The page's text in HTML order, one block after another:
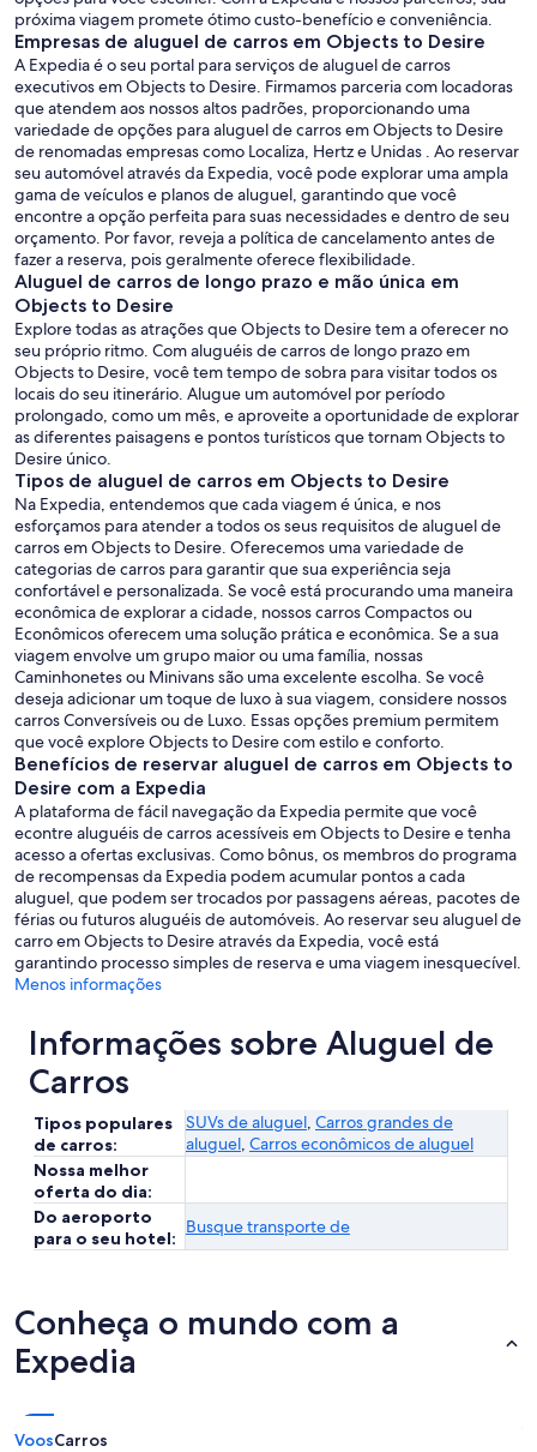
próxima viagem promete ótimo custo-benefício e conveniência.
Empresas de aluguel de carros em Objects to Desire
A Expedia é o seu portal para serviços de aluguel de carros
executivos em Objects to Desire. Firmamos parceria com locadoras
que atendem aos nossos altos padrões, proporcionando uma
variedade de opções para aluguel de carros em Objects to Desire
de renomadas empresas como Localiza, Hertz e Unidas . Ao reservar
seu automóvel através da Expedia, você pode explorar uma ampla
gama de veículos e planos de aluguel, garantindo que você
encontre a opção perfeita para suas necessidades e dentro de seu
orçamento. Por favor, reveja a política de cancelamento antes de
fazer a reserva, pois geralmente oferece flexibilidade.
Aluguel de carros de longo prazo e mão única em
Objects to Desire
Explore todas as atrações que Objects to Desire tem a oferecer no
seu próprio ritmo. Com aluguéis de carros de longo prazo em
Objects to Desire, você tem tempo de sobra para visitar todos os
locais do seu itinerário. Alugue um automóvel por período
prolongado, como um mês, e aproveite a oportunidade de explorar
as diferentes paisagens e pontos turísticos que tornam Objects to
Desire único.
Tipos de aluguel de carros em Objects to Desire
Na Expedia, entendemos que cada viagem é única, e nos
esforçamos para atender a todos os seus requisitos de aluguel de
carros em Objects to Desire. Oferecemos uma variedade de
categorias de carros para garantir que sua experiência seja
confortável e personalizada. Se você está procurando uma maneira
econômica de explorar a cidade, nossos carros Compactos ou
Econômicos oferecem uma solução prática e econômica. Se a sua
viagem envolve um grupo maior ou uma família, nossas
Caminhonetes ou Minivans são uma excelente escolha. Se você
deseja adicionar um toque de luxo à sua viagem, considere nossos
carros Conversíveis ou de Luxo. Essas opções premium permitem
que você explore Objects to Desire com estilo e conforto.
Benefícios de reservar aluguel de carros em Objects to
Desire com a Expedia
A plataforma de fácil navegação da Expedia permite que você
econtre aluguéis de carros acessíveis em Objects to Desire e tenha
acesso a ofertas exclusivas. Como bônus, os membros do programa
de recompensas da Expedia podem acumular pontos a cada
aluguel, que podem ser trocados por passagens aéreas, pacotes de
férias ou futuros aluguéis de automóveis. Ao reservar seu aluguel de
carro em Objects to Desire através da Expedia, você está
garantindo processo simples de reserva e uma viagem inesquecível.
Menos informações
Informações sobre Aluguel de
Carros
Tipos populares
de carros:
SUVs de aluguel, Carros grandes de
aluguel, Carros econômicos de aluguel
Nossa melhor
oferta do dia:
Do aeroporto
para o seu hotel:
Busque transporte de
Conheça o mundo com a
Expedia
VoosCarros